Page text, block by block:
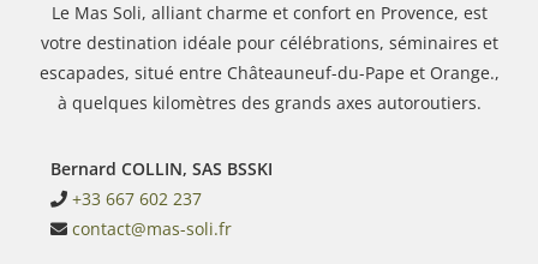
Le Mas Soli, alliant charme et confort en Provence, est
votre destination idéale pour célébrations, séminaires et
escapades, situé entre Châteauneuf-du-Pape et Orange.,
à quelques kilomètres des grands axes autoroutiers.
Bernard COLLIN, SAS BSSKI
+33 667 602 237
contact@mas-soli.fr